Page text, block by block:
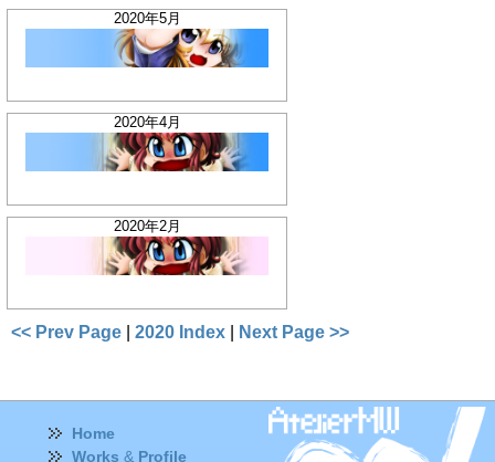
2020年5月
2020年4月
2020年2月
<< Prev Page | 2020 Index | Next Page >>
Home
Works & Profile